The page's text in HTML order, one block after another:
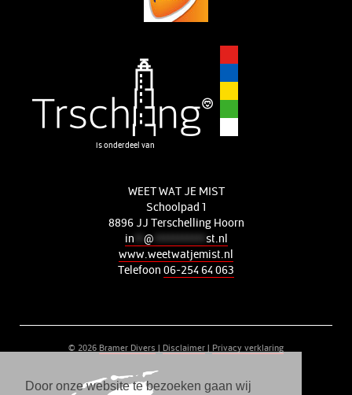
Door onze website te bezoeken gaan wij
is onderdeel van
WEET WAT JE MIST
Schoolpad 1
8896 JJ Terschelling Hoorn
in
@
st.nl
www.weetwatjemist.nl
Telefoon 06-254 64 063
© 2026 Bramer Divers | Disclaimer | Privacy verklaring